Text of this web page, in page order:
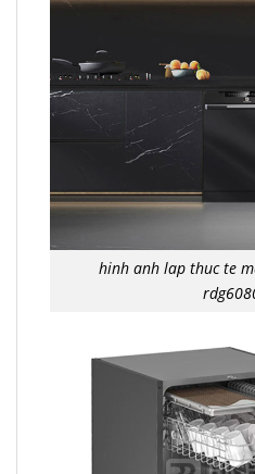
hinh anh lap thuc te